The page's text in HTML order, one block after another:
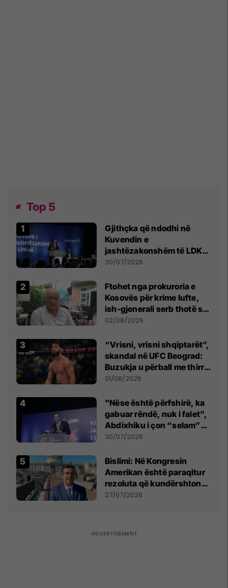
Top 5
Gjithçka që ndodhi në
Kuvendin e
jashtëzakonshëm të LDK-
së
30/07/2026
Ftohet nga prokuroria e
Kosovës për krime lufte,
ish-gjenerali serb thotë se
dikush e tradhtoi në
02/08/2026
“Vrisni, vrisni shqiptarët”,
skandal në UFC Beograd:
Buzukja u përball me thirrje
anti-shqiptare nga
01/08/2026
"Nëse është përfshirë, ka
gabuar rëndë, nuk i falet",
Abdixhiku i çon “selam”
Përparim Ramës
30/07/2026
Bislimi: Në Kongresin
Amerikan është paraqitur
rezoluta që kundërshton
mbajtjen e Asamblesë
27/07/2026